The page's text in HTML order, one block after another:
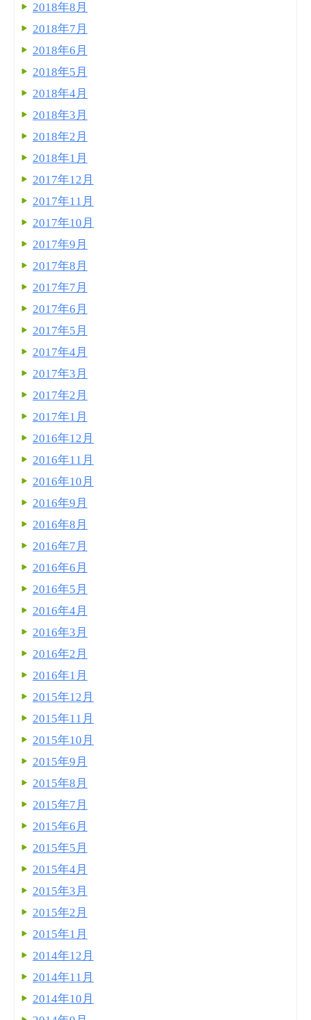
2018年8月
2018年7月
2018年6月
2018年5月
2018年4月
2018年3月
2018年2月
2018年1月
2017年12月
2017年11月
2017年10月
2017年9月
2017年8月
2017年7月
2017年6月
2017年5月
2017年4月
2017年3月
2017年2月
2017年1月
2016年12月
2016年11月
2016年10月
2016年9月
2016年8月
2016年7月
2016年6月
2016年5月
2016年4月
2016年3月
2016年2月
2016年1月
2015年12月
2015年11月
2015年10月
2015年9月
2015年8月
2015年7月
2015年6月
2015年5月
2015年4月
2015年3月
2015年2月
2015年1月
2014年12月
2014年11月
2014年10月